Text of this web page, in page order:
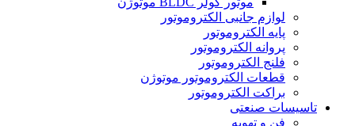
لوازم جانبی الکتروموتور
پایه الکتروموتور
پروانه الکتروموتور
فلنج الکتروموتور
قطعات الکتروموتور موتوژن
براکت الکتروموتور
تاسیسات صنعتی
فن و تهویه